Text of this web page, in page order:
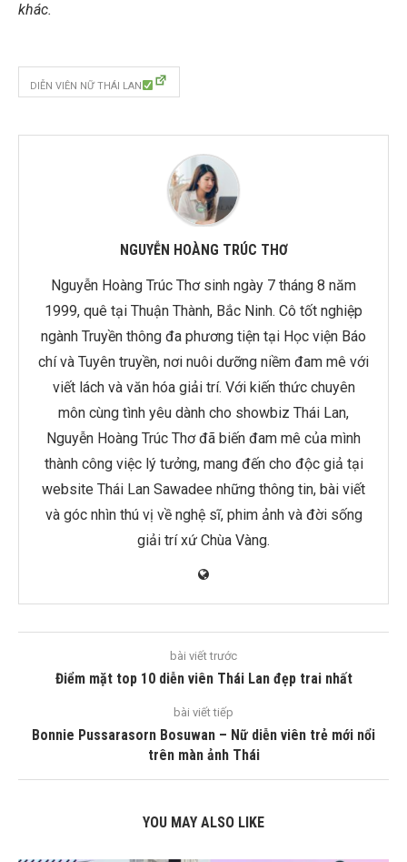
khác.
DIỄN VIÊN NỮ THÁI LAN
NGUYỄN HOÀNG TRÚC THƠ
Nguyễn Hoàng Trúc Thơ sinh ngày 7 tháng 8 năm
1999, quê tại Thuận Thành, Bắc Ninh. Cô tốt nghiệp
ngành Truyền thông đa phương tiện tại Học viện Báo
chí và Tuyên truyền, nơi nuôi dưỡng niềm đam mê với
viết lách và văn hóa giải trí. Với kiến thức chuyên
môn cùng tình yêu dành cho showbiz Thái Lan,
Nguyễn Hoàng Trúc Thơ đã biến đam mê của mình
thành công việc lý tưởng, mang đến cho độc giả tại
website Thái Lan Sawadee những thông tin, bài viết
và góc nhìn thú vị về nghệ sĩ, phim ảnh và đời sống
giải trí xứ Chùa Vàng.
bài viết trước
Điểm mặt top 10 diễn viên Thái Lan đẹp trai nhất
bài viết tiếp
Bonnie Pussarasorn Bosuwan – Nữ diễn viên trẻ mới nổi
trên màn ảnh Thái
YOU MAY ALSO LIKE